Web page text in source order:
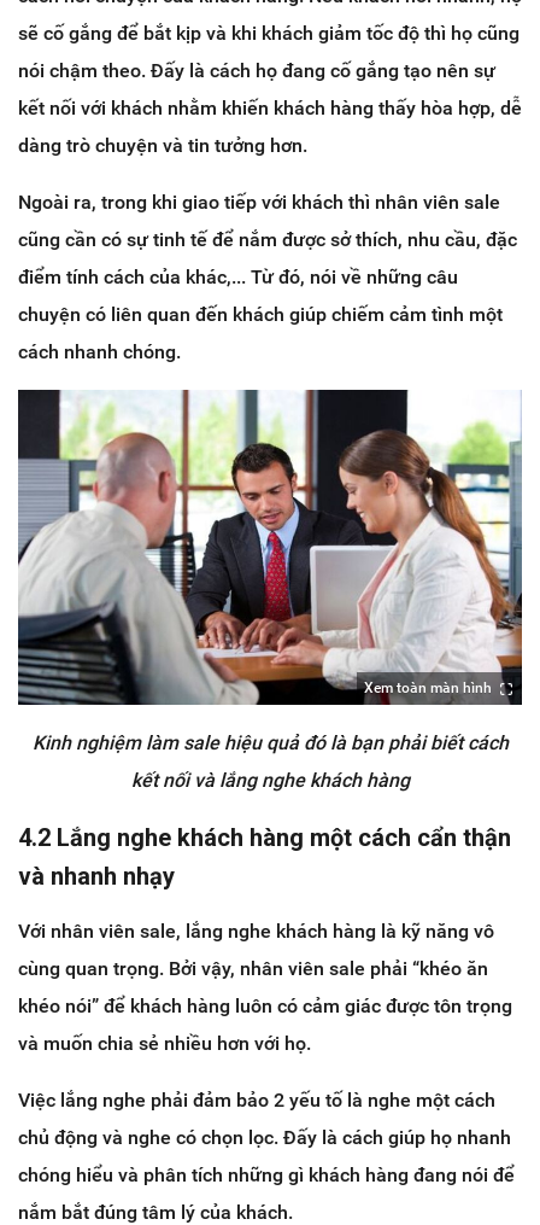
sẽ cố gắng để bắt kịp và khi khách giảm tốc độ thì họ cũng
nói chậm theo. Đấy là cách họ đang cố gắng tạo nên sự
kết nối với khách nhằm khiến khách hàng thấy hòa hợp, dễ
dàng trò chuyện và tin tưởng hơn.
Ngoài ra, trong khi giao tiếp với khách thì nhân viên sale
cũng cần có sự tinh tế để nắm được sở thích, nhu cầu, đặc
điểm tính cách của khác,... Từ đó, nói về những câu
chuyện có liên quan đến khách giúp chiếm cảm tình một
cách nhanh chóng.
Xem toàn màn hình
Kinh nghiệm làm sale hiệu quả đó là bạn phải biết cách
kết nối và lắng nghe khách hàng
4.2 Lắng nghe khách hàng một cách cẩn thận
và nhanh nhạy
Với nhân viên sale, lắng nghe khách hàng là kỹ năng vô
cùng quan trọng. Bởi vậy, nhân viên sale phải “khéo ăn
khéo nói” để khách hàng luôn có cảm giác được tôn trọng
và muốn chia sẻ nhiều hơn với họ.
Việc lắng nghe phải đảm bảo 2 yếu tố là nghe một cách
chủ động và nghe có chọn lọc. Đấy là cách giúp họ nhanh
chóng hiểu và phân tích những gì khách hàng đang nói để
nắm bắt đúng tâm lý của khách.